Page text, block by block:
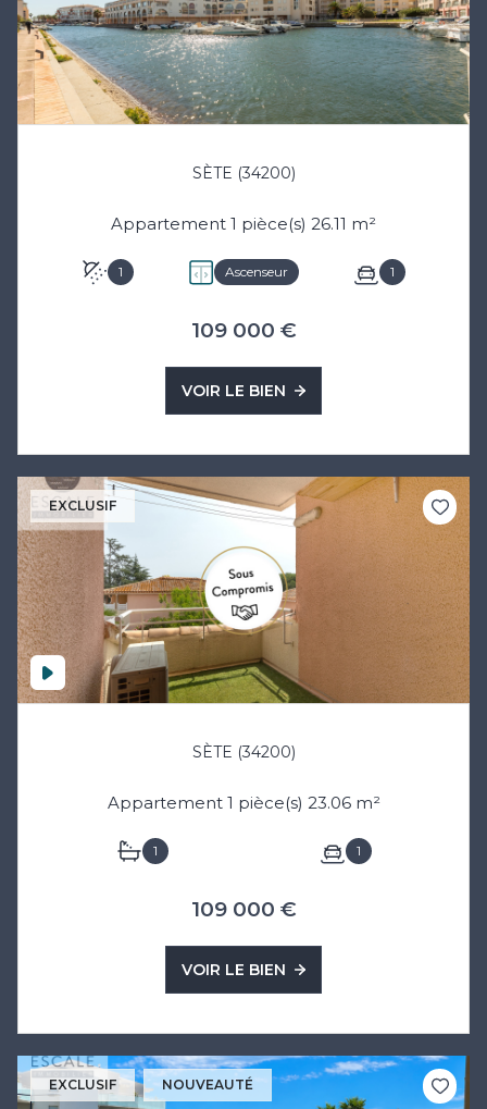
SÈTE (34200)
Appartement 1 pièce(s) 26.11 m²
1 Ascenseur 1
109 000 €
VOIR LE BIEN
EXCLUSIF
SÈTE (34200)
Appartement 1 pièce(s) 23.06 m²
1 1
109 000 €
VOIR LE BIEN
EXCLUSIF NOUVEAUTÉ